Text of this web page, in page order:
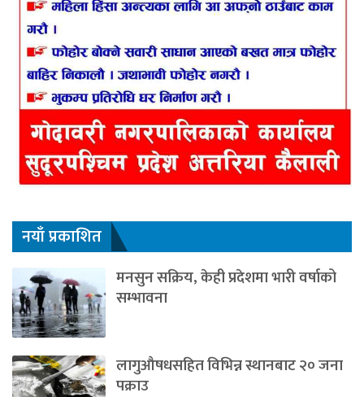
नयाँ प्रकाशित
मनसुन सक्रिय, केही प्रदेशमा भारी वर्षाको
सम्भावना
लागुऔषधसहित विभिन्न स्थानबाट २० जना
पक्राउ